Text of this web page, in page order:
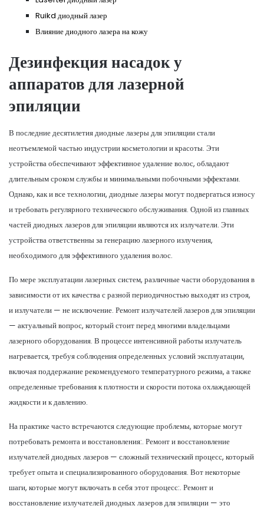
Ruikd диодный лазер
Влияние диодного лазера на кожу
Дезинфекция насадок у
аппаратов для лазерной
эпиляции
В последние десятилетия диодные лазеры для эпиляции стали
неотъемлемой частью индустрии косметологии и красоты. Эти
устройства обеспечивают эффективное удаление волос, обладают
длительным сроком службы и минимальными побочными эффектами.
Однако, как и все технологии, диодные лазеры могут подвергаться износу
и требовать регулярного технического обслуживания. Одной из главных
частей диодных лазеров для эпиляции являются их излучатели. Эти
устройства ответственны за генерацию лазерного излучения,
необходимого для эффективного удаления волос.
По мере эксплуатации лазерных систем, различные части оборудования в
зависимости от их качества с разной периодичностью выходят из строя,
и излучатели — не исключение. Ремонт излучателей лазеров для эпиляции
— актуальный вопрос, который стоит перед многими владельцами
лазерного оборудования. В процессе интенсивной работы излучатель
нагревается, требуя соблюдения определенных условий эксплуатации,
включая поддержание рекомендуемого температурного режима, а также
определенные требования к плотности и скорости потока охлаждающей
жидкости и к давлению.
На практике часто встречаются следующие проблемы, которые могут
потребовать ремонта и восстановления:. Ремонт и восстановление
излучателей диодных лазеров — сложный технический процесс, который
требует опыта и специализированного оборудования. Вот некоторые
шаги, которые могут включать в себя этот процесс:. Ремонт и
восстановление излучателей диодных лазеров для эпиляции — это